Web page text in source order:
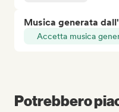
Musica generata
Accetta musica
Potrebbero